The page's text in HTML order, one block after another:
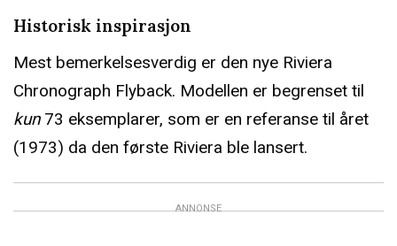
Historisk inspirasjon
Mest bemerkelsesverdig er den nye Riviera
Chronograph Flyback. Modellen er begrenset til
kun 73 eksemplarer, som er en referanse til året
(1973) da den første Riviera ble lansert.
ANNONSE